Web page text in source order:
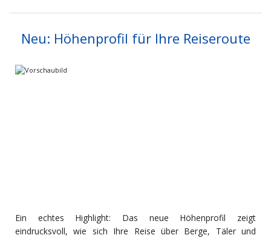
Neu: Höhenprofil für Ihre Reiseroute
Ein echtes Highlight: Das neue Höhenprofil zeigt
eindrucksvoll, wie sich Ihre Reise über Berge, Täler und